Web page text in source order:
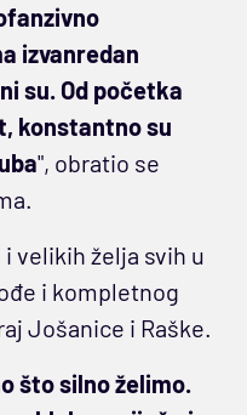
izvanredan
su. Od početka
konstantno su
", obratio se
velikih želja svih u
i kompletnog
Jošanice i Raške.
što silno želimo.